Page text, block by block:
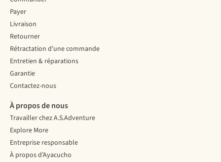
Payer
Livraison
Retourner
Rétractation d'une commande
Entretien & réparations
Garantie
Contactez-nous
À propos de nous
Travailler chez A.S.Adventure
Explore More
Entreprise responsable
À propos d’Ayacucho